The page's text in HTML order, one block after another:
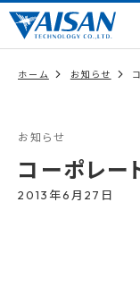
ホーム お知らせ
お知らせ
コーポレー
2013年6月27日